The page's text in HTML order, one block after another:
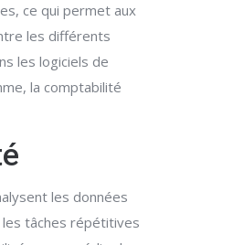
ce qui permet aux
les différents
les logiciels de
la comptabilité
les données
tâches répétitives